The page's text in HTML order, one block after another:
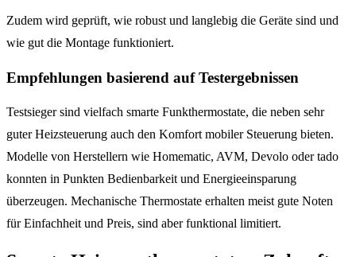
Zudem wird geprüft, wie robust und langlebig die Geräte sind und
wie gut die Montage funktioniert.
Empfehlungen basierend auf Testergebnissen
Testsieger sind vielfach smarte Funkthermostate, die neben sehr
guter Heizsteuerung auch den Komfort mobiler Steuerung bieten.
Modelle von Herstellern wie Homematic, AVM, Devolo oder tado
konnten in Punkten Bedienbarkeit und Energieeinsparung
überzeugen. Mechanische Thermostate erhalten meist gute Noten
für Einfachheit und Preis, sind aber funktional limitiert.